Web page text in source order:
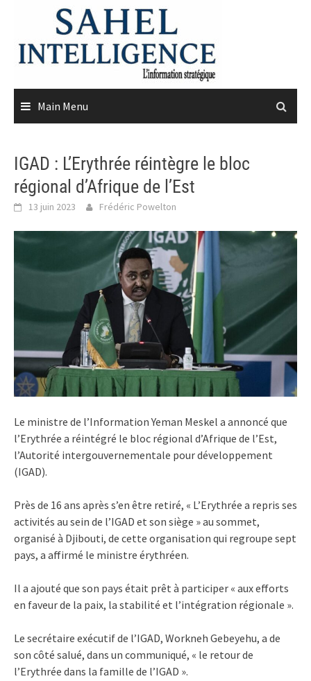
content
Main Menu
IGAD : L’Erythrée réintègre le bloc
régional d’Afrique de l’Est
13 juin 2023 Frédéric Powelton
Le ministre de l’Information Yeman Meskel a annoncé que
l’Erythrée a réintégré le bloc régional d’Afrique de l’Est,
l’Autorité intergouvernementale pour développement
(IGAD).
Près de 16 ans après s’en être retiré, « L’Erythrée a repris ses
activités au sein de l’IGAD et son siège » au sommet,
organisé à Djibouti, de cette organisation qui regroupe sept
pays, a affirmé le ministre érythréen.
Il a ajouté que son pays était prêt à participer « aux efforts
en faveur de la paix, la stabilité et l’intégration régionale ».
Le secrétaire exécutif de l’IGAD, Workneh Gebeyehu, a de
son côté salué, dans un communiqué, « le retour de
l’Erythrée dans la famille de l’IGAD ».